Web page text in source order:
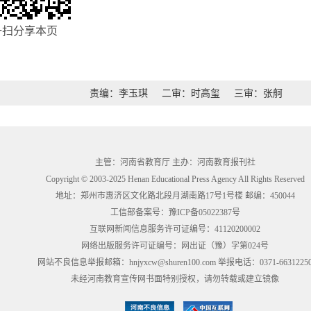
分享本页
责编：李玉琪 二审：时高玺 三审：张舸
主管：河南省教育厅 主办：河南教育报刊社
Copyright © 2003-2025 Henan Educational Press Agency All Rights Reserved
地址：郑州市惠济区文化路北段月湖南路17号1号楼 邮编：450044
工信部备案号： 豫ICP备05022387号
互联网新闻信息服务许可证编号：41120200002
网络出版服务许可证编号：网出证（豫）字第024号
网站不良信息举报邮箱：hnjyxcw@shuren100.com 举报电话：0371-
未经河南教育宣传网书面特别授权，请勿转载或建立镜像